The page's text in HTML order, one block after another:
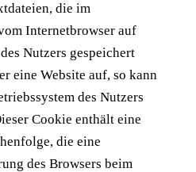
die im
Internetbrowser auf
Nutzers gespeichert
eine Website auf, so kann
des Nutzers
Cookie enthält eine
die eine
des Browsers beim